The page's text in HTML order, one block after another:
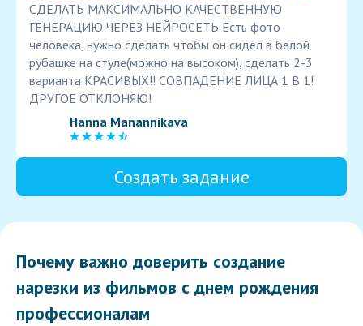
СДЕЛАТЬ МАКСИМАЛЬНО КАЧЕСТВЕННУЮ
ГЕНЕРАЦИЮ ЧЕРЕЗ НЕЙРОСЕТЬ Есть фото
человека, нужно сделать чтобы он сидел в белой
рубашке на стуле(можно на высоком), сделать 2-3
варианта КРАСИВЫХ!! СОВПАДЕНИЕ ЛИЦА 1 В 1!
ДРУГОЕ ОТКЛОНЯЮ!
Hanna Manannikava
Создать задание
Почему важно доверить создание
нарезки из фильмов с днем рождения
профессионалам